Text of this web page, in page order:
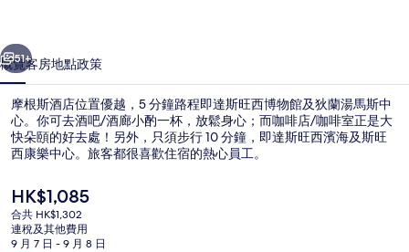
集
個 下一個
51+
概覽客房地點政策
摩根斯酒店位置優越，5 分鐘路程即達斯旺西博物館及狄蘭湯馬斯中
心。你可去酒吧/酒廊小酌一杯，放鬆身心；而咖啡店/咖啡室正是大
快朵頤的好去處！另外，只須步行 10 分鐘，即達斯旺西濱海及斯旺
西康樂中心。旅客都很喜歡住宿的熱心員工。
現
價
HK$1,085
HK$1,085
合共 HK$1,302
連稅及其他費用
9 月 7 日 - 9 月 8 日